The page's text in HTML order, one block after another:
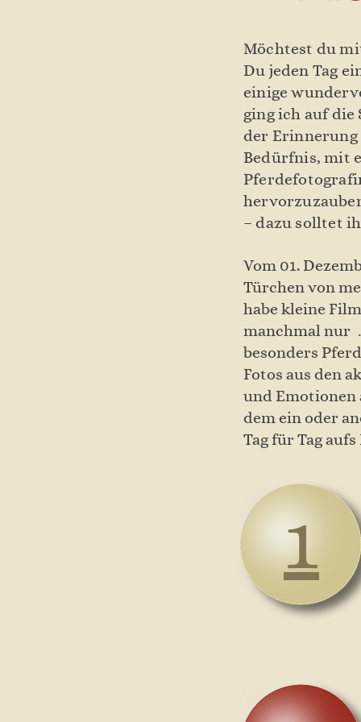
Möchtest du
Du jeden Tag
einige
ging ich auf die
der
Bedürfnis, mit
– dazu solltet
Vom 01.
Türchen von
habe kleine
manchmal nur
besonders
Fotos aus den
und Emotionen
dem ein oder
Tag für Tag
1